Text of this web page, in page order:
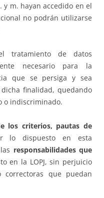
y m. hayan accedido en el
no podrán utilizarse
tratamiento de datos
necesario para la
que se persiga y sea
finalidad, quedando
o indiscriminado.
los criterios, pautas de
lo dispuesto en esta
responsabilidades que
en la LOPJ, sin perjuicio
que puedan